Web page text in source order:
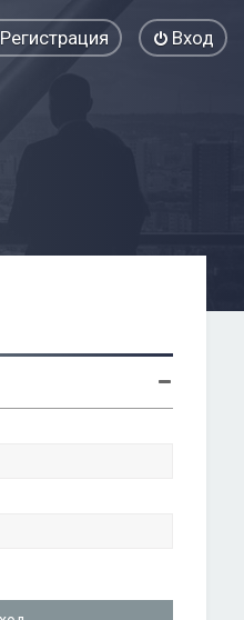
Вход
Регистрация